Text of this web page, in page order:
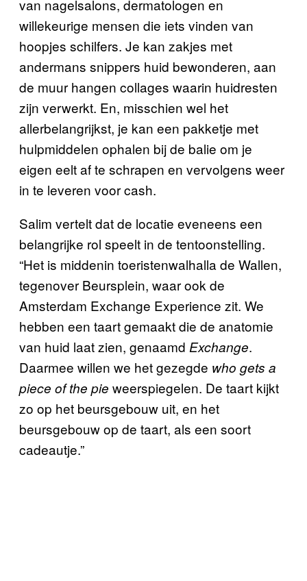
van nagelsalons, dermatologen en
willekeurige mensen die iets vinden van
hoopjes schilfers. Je kan zakjes met
andermans snippers huid bewonderen, aan
de muur hangen collages waarin huidresten
zijn verwerkt. En, misschien wel het
allerbelangrijkst, je kan een pakketje met
hulpmiddelen ophalen bij de balie om je
eigen eelt af te schrapen en vervolgens weer
in te leveren voor cash.
Salim vertelt dat de locatie eveneens een
belangrijke rol speelt in de tentoonstelling.
“Het is middenin toeristenwalhalla de Wallen,
tegenover Beursplein, waar ook de
Amsterdam Exchange Experience zit. We
hebben een taart gemaakt die de anatomie
van huid laat zien, genaamd Exchange.
Daarmee willen we het gezegde who gets a
piece of the pie weerspiegelen. De taart kijkt
zo op het beursgebouw uit, en het
beursgebouw op de taart, als een soort
cadeautje.”